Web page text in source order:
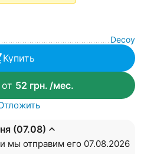
Decoy
Купить
52 грн. /мес.
(07.08)
мы отправим его 07.08.2026